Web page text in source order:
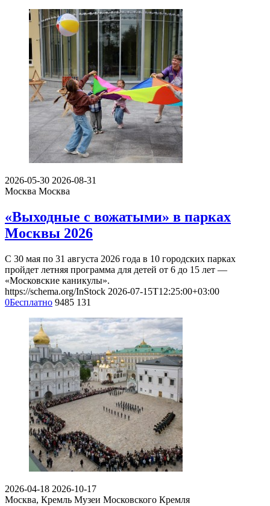
2026-05-30 2026-08-31
Москва Москва
«Выходные с вожатыми» в парках
Москвы 2026
С 30 мая по 31 августа 2026 года в 10 городских парках
пройдет летняя программа для детей от 6 до 15 лет —
«Московские каникулы».
https://schema.org/InStock 2026-07-15T12:25:00+03:00
0Бесплатно 9485 131
2026-04-18 2026-10-17
Москва, Кремль Музеи Московского Кремля